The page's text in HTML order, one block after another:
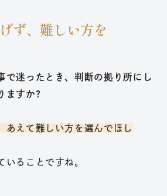
ず、難しい方を
迷ったとき、判断の拠り所にし
ますか?
あえて難しい方を選んでほし
いることですね。